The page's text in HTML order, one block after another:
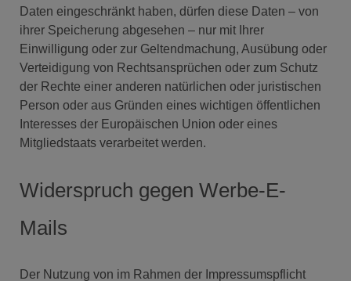
Daten eingeschränkt haben, dürfen diese Daten – von
ihrer Speicherung abgesehen – nur mit Ihrer
Einwilligung oder zur Geltendmachung, Ausübung oder
Verteidigung von Rechtsansprüchen oder zum Schutz
der Rechte einer anderen natürlichen oder juristischen
Person oder aus Gründen eines wichtigen öffentlichen
Interesses der Europäischen Union oder eines
Mitgliedstaats verarbeitet werden.
Widerspruch gegen Werbe-E-
Mails
Der Nutzung von im Rahmen der Impressumspflicht